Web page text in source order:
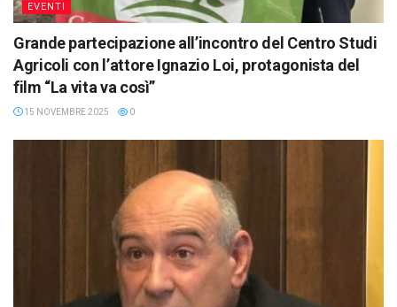
EVENTI
Grande partecipazione all’incontro del Centro Studi
Agricoli con l’attore Ignazio Loi, protagonista del
film “La vita va così”
15 NOVEMBRE 2025 0